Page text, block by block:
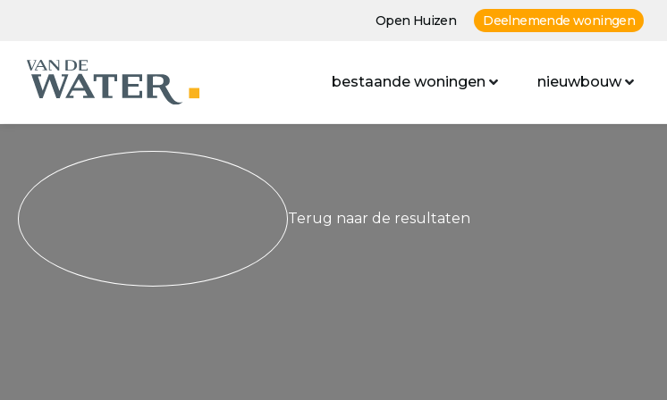
Open Huizen Deelnemende woningen
bestaande woningen nieuwbouw
Terug naar de resultaten